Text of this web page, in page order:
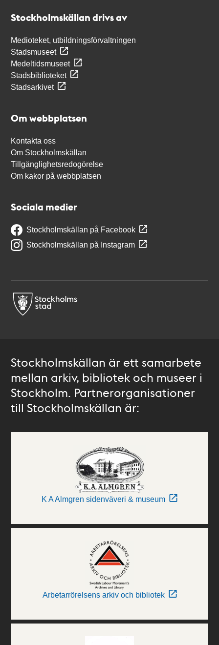
Stockholmskällan drivs av
Medioteket, utbildningsförvaltningen
Stadsmuseet
Medeltidsmuseet
Stadsbiblioteket
Stadsarkivet
Om webbplatsen
Kontakta oss
Om Stockholmskällan
Tillgänglighetsredogörelse
Om kakor på webbplatsen
Sociala medier
Stockholmskällan på Facebook
Stockholmskällan på Instagram
Stockholmskällan är ett samarbete
mellan arkiv, bibliotek och museer i
Stockholm. Partnerorganisationer
till Stockholmskällan är:
K A Almgren sidenväveri & museum
Arbetarrörelsens arkiv och bibliotek